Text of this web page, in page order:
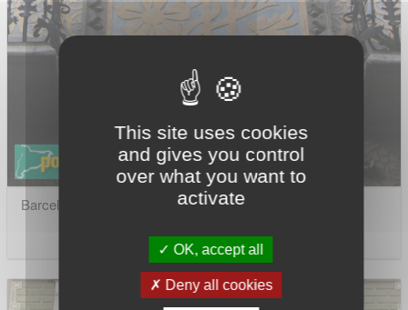
Barcelona - Margarit, 34
This site uses cookies
and gives you control
over what you want to
activate
OK, accept all
Deny all cookies